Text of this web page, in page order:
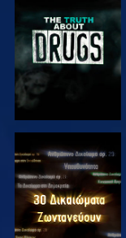
ΠΑΡΑΚΟΛΟΥΘΗΣΤΕ
ΠΑΡΑΚΟΛΟΥΘΗΣΤΕ